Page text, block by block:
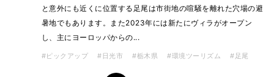
と意外にも近くに位置する足尾は市街地の喧騒を離れた穴場の避
暑地でもあります。また2023年には新たにヴィラがオープン
し、主にヨーロッパからの...
#ピックアップ #日光市 #栃木県 #環境ツーリズム #足尾